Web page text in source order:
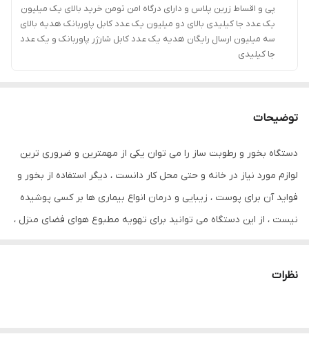
پی و اقساط زرین پلاس و دارای درگاه امن تومن خرید بالای یک میلیون
یک عدد جا کیلیدی بالای دو میلیون یک عدد کابل پاوربانک هدیه بالای
سه میلیون ارسال رایگان هدیه یک عدد کابل شارژر پاوربانک و یک عدد
جا کیلیدی
توضیحات
دستگاه بخور و رطوبت ساز را می توان یکی از مهمترین و ضروری ترین
لوازم مورد نیاز در خانه و حتی محل کار دانست ، دیگر استفاده از بخور و
فواید آن برای پوست ، زیبایی و درمان انواع بیماری ها بر کسی پوشیده
نیست ، از این دستگاه می توانید برای تهویه مطبوع هوای فضای منزل ،
قابلیت حمل آسان است. این بخور با طراحی جذاب فضانورد و سفینه
نظرات